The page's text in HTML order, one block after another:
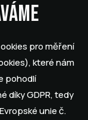
pro měření
které nám
pohodlí
díky GDPR, tedy
unie č.